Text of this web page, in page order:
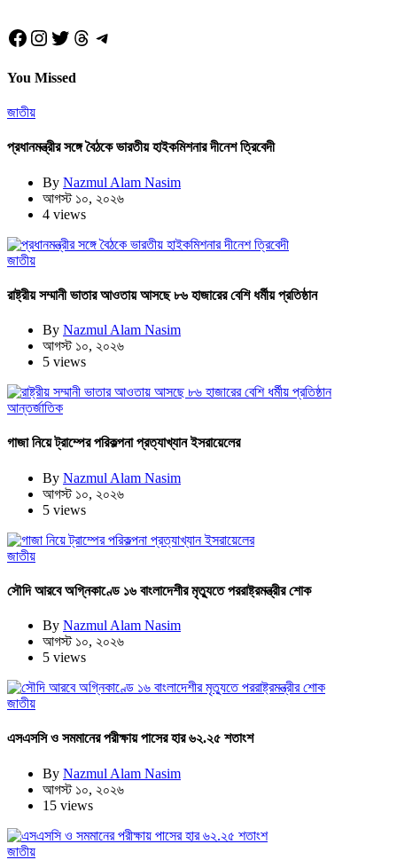
Facebook
Instagram
Twitter
Threads
Telegram
You Missed
জাতীয়
প্রধানমন্ত্রীর সঙ্গে বৈঠকে ভারতীয় হাইকমিশনার দীনেশ ত্রিবেদী
By Nazmul Alam Nasim
আগস্ট ১০, ২০২৬
4 views
জাতীয়
রাষ্ট্রীয় সম্মানী ভাতার আওতায় আসছে ৮৬ হাজারের বেশি ধর্মীয় প্রতিষ্ঠান
By Nazmul Alam Nasim
আগস্ট ১০, ২০২৬
5 views
আন্তর্জাতিক
গাজা নিয়ে ট্রাম্পের পরিকল্পনা প্রত্যাখ্যান ইসরায়েলের
By Nazmul Alam Nasim
আগস্ট ১০, ২০২৬
5 views
জাতীয়
সৌদি আরবে অগ্নিকাণ্ডে ১৬ বাংলাদেশীর মৃত্যুতে পররাষ্ট্রমন্ত্রীর শোক
By Nazmul Alam Nasim
আগস্ট ১০, ২০২৬
5 views
জাতীয়
এসএসসি ও সমমানের পরীক্ষায় পাসের হার ৬২.২৫ শতাংশ
By Nazmul Alam Nasim
আগস্ট ১০, ২০২৬
15 views
জাতীয়